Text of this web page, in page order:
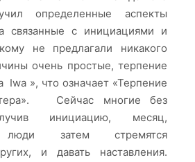
определенные аспекты
связанные с инициациями и
не предлагали никакого
очень простые, терпение
Iwa », что означает «Терпение
Сейчас многие без
инициацию, месяц,
люди затем стремятся
и давать наставления.